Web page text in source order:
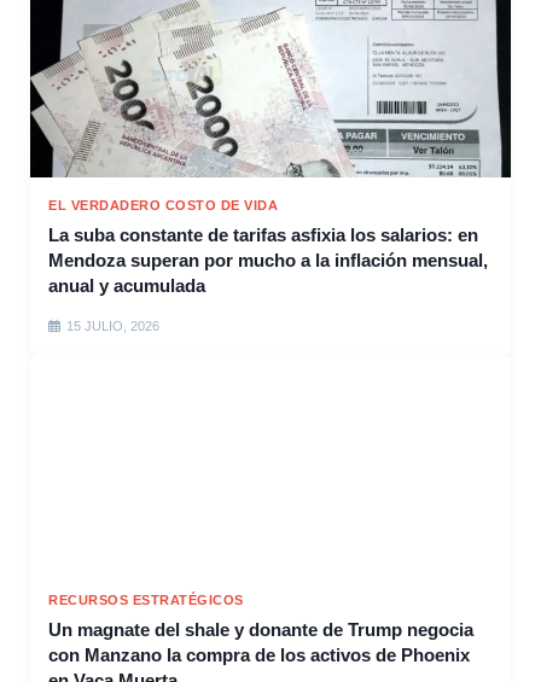
EL VERDADERO COSTO DE VIDA
La suba constante de tarifas asfixia los salarios: en
Mendoza superan por mucho a la inflación mensual,
anual y acumulada
15 JULIO, 2026
RECURSOS ESTRATÉGICOS
Un magnate del shale y donante de Trump negocia
con Manzano la compra de los activos de Phoenix